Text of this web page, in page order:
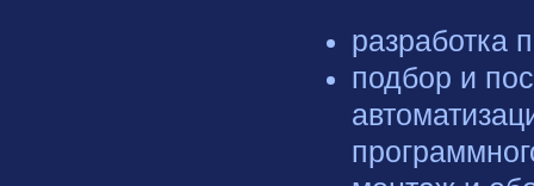
разработка
подбор и